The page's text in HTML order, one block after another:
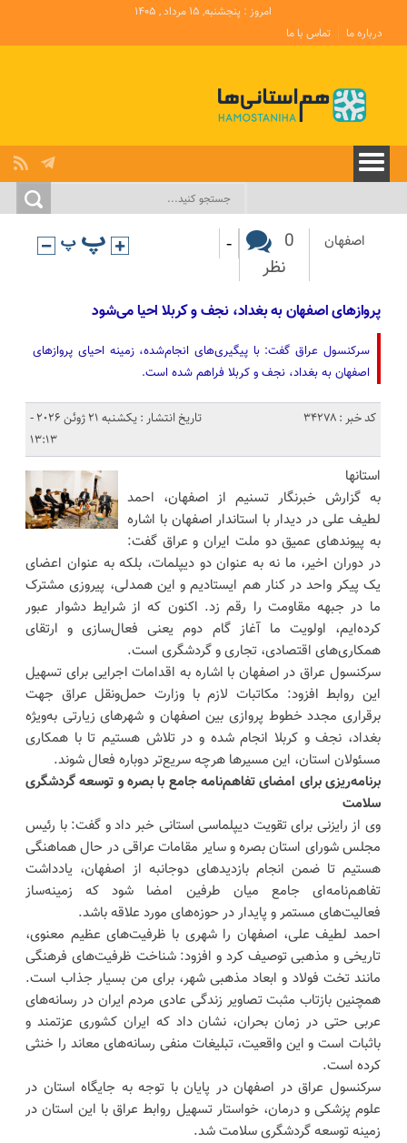
امروز : پنجشنبه, ۱۵ مرداد , ۱۴۰۵
درباره ما
تماس با ما
اصفهان
0
نظر
-
پروازهای اصفهان به بغداد، نجف و کربلا احیا می‌شود
سرکنسول عراق گفت: با پیگیری‌های انجام‌شده، زمینه احیای پروازهای
اصفهان به بغداد، نجف و کربلا فراهم شده است.
کد خبر : 34278
تاریخ انتشار : یکشنبه 21 ژوئن 2026 -
13:13
استانها
به گزارش خبرنگار تسنیم از اصفهان، احمد
لطیف علی در دیدار با استاندار اصفهان با اشاره
به پیوندهای عمیق دو ملت ایران و عراق گفت:
در دوران اخیر، ما نه به عنوان دو دیپلمات، بلکه به عنوان اعضای
یک پیکر واحد در کنار هم ایستادیم و این همدلی، پیروزی مشترک
ما در جبهه مقاومت را رقم زد. اکنون که از شرایط دشوار عبور
کرده‌ایم، اولویت ما آغاز گام دوم یعنی فعال‌سازی و ارتقای
همکاری‌های اقتصادی، تجاری و گردشگری است.
سرکنسول عراق در اصفهان با اشاره به اقدامات اجرایی برای تسهیل
این روابط افزود: مکاتبات لازم با وزارت حمل‌ونقل عراق جهت
برقراری مجدد خطوط پروازی بین اصفهان و شهرهای زیارتی به‌ویژه
بغداد، نجف و کربلا انجام شده و در تلاش هستیم تا با همکاری
مسئولان استان، این مسیرها هرچه سریع‌تر دوباره فعال شوند.
برنامه‌ریزی برای امضای تفاهم‌نامه جامع با بصره و توسعه گردشگری
سلامت
وی از رایزنی برای تقویت دیپلماسی استانی خبر داد و گفت: با رئیس
مجلس شورای استان بصره و سایر مقامات عراقی در حال هماهنگی
هستیم تا ضمن انجام بازدیدهای دوجانبه از اصفهان، یادداشت
تفاهم‌نامه‌ای جامع میان طرفین امضا شود که زمینه‌ساز
فعالیت‌های مستمر و پایدار در حوزه‌های مورد علاقه باشد.
احمد لطیف علی، اصفهان را شهری با ظرفیت‌های عظیم معنوی،
تاریخی و مذهبی توصیف کرد و افزود: شناخت ظرفیت‌های فرهنگی
مانند تخت فولاد و ابعاد مذهبی شهر، برای من بسیار جذاب است.
همچنین بازتاب مثبت تصاویر زندگی عادی مردم ایران در رسانه‌های
عربی حتی در زمان بحران، نشان داد که ایران کشوری عزتمند و
باثبات است و این واقعیت، تبلیغات منفی رسانه‌های معاند را خنثی
کرده است.
سرکنسول عراق در اصفهان در پایان با توجه به جایگاه استان در
علوم پزشکی و درمان، خواستار تسهیل روابط عراق با این استان در
زمینه توسعه گردشگری سلامت شد.